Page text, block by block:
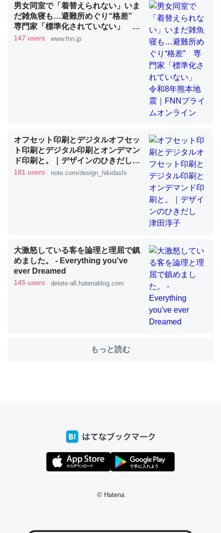
利だから両方が拮抗してるのでは」とあって面白い。海に
いる鋏角類（カブトガニ・ウミグモ）はカルシウムを使わ
ずキチンを強化してる筈だが、酵素が違うのか？
─ニュース :: 【研究発表】昆虫学の大問題＝「昆虫はなぜ海にいな
これを元に考えるとカルシウムを大量に使う脊椎動物と貝
ジになったり努力してるし。
─ニュース :: 【研究発表】昆虫学の大問題＝「昆虫はなぜ海にいな
いのか」に関する新仮説
ウチもEchoを実家に置いて４年。でたまに覗いてる。ぼ
位置情報を共有してる。電池残量や充電中かが分かるので
これ見て生きてるなって分かる。
─たまにLINEするくらいだった遠方の父67歳と僕。ITツール導入で
コミュニケーションが劇的に変化した｜tayorini by LIFULL介護
ちょうど同じ理由でEcho Show 8を設定中でした。Prime
とかSpotifyを支払う孝行もできる。一生で親と会える残
私も3年前ぐらいに祖母の家に設置した。ポケットWifiみ
男女同室で「着替えられない」いま
だ雑魚寝も…避難所めぐり“格差”
専門家「標準化されていない」 令
和8年熊本地震｜FNNプライムオン
147 users www.fnn.jp
オフセット印刷とデジタルオフセッ
ト印刷とデジタル印刷とオンデマン
ド印刷と。｜デザインのひきだし
津田淳子
181 users note.com/design_hikidashi
大激怒している客を論理と理屈で鎮
めました。 - Everything you've
ever Dreamed
145 users delete-all.hatenablog.com
もっと読む
© Hatena